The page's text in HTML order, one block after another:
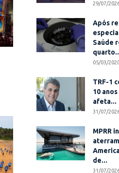
29/07/
Após
Saúde
05/03/
TRF-1
10
afeta...
31/07/
MPRR
de...
31/07/